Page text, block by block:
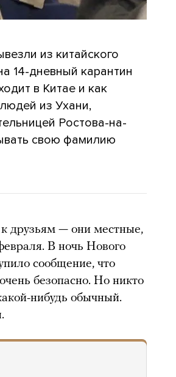
из китайского
14-дневный карантин
в Китае и как
из Ухани,
Ростова-на-
свою фамилию
друзьям — они местные,
В ночь Нового
сообщение, что
безопасно. Но никто
нибудь обычный.